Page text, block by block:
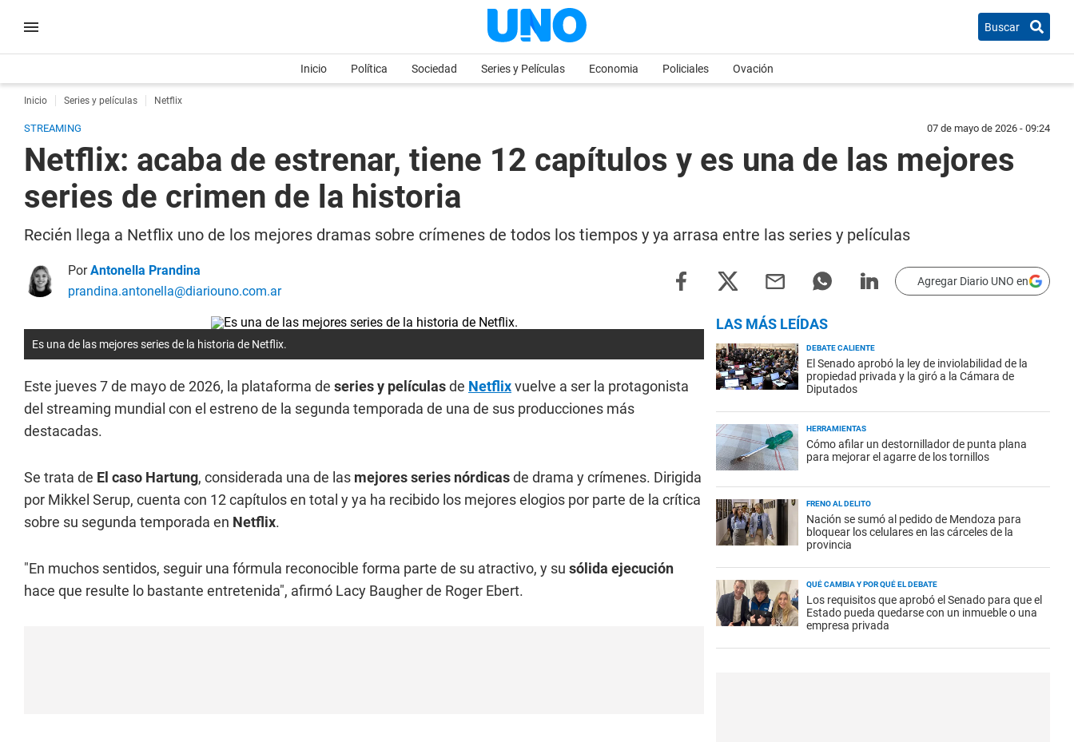
Buscar
Inicio Política Sociedad Series y Películas Economia Policiales Ovación
Inicio Series y películas Netflix
STREAMING 07 de mayo de 2026 - 09:24
Netflix: acaba de estrenar, tiene 12 capítulos y es una de las mejores
series de crimen de la historia
Recién llega a Netflix uno de los mejores dramas sobre crímenes de todos los tiempos y ya arrasa entre las series y películas
PorAntonella Prandina
prandina.antonella@diariouno.com.ar
Agregar Diario UNO en
Es una de las mejores series de la historia de Netflix.
Este jueves 7 de mayo de 2026, la plataforma de series y películasde Netflixvuelve a ser la protagonista
del streaming mundial con el estreno de la segunda temporada de una de sus producciones más
destacadas.
Se trata de El caso Hartung, considerada una de las mejores series nórdicasde drama y crímenes. Dirigida
por Mikkel Serup, cuenta con 12 capítulos en total y ya ha recibido los mejores elogios por parte de la crítica
sobre su segunda temporada en Netflix.
"En muchos sentidos, seguir una fórmula reconocible forma parte de su atractivo, y su sólida ejecución
hace que resulte lo bastante entretenida", afirmó Lacy Baugher de Roger Ebert.
LAS MÁS LEÍDAS
DEBATE CALIENTE
El Senado aprobó la ley de inviolabilidad de la
propiedad privada y la giró a la Cámara de
Diputados
HERRAMIENTAS
Cómo afilar un destornillador de punta plana
para mejorar el agarre de los tornillos
FRENO AL DELITO
Nación se sumó al pedido de Mendoza para
bloquear los celulares en las cárceles de la
provincia
QUÉ CAMBIA Y POR QUÉ EL DEBATE
Los requisitos que aprobó el Senado para que el
Estado pueda quedarse con un inmueble o una
empresa privada